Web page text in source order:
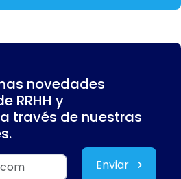
novedades
RRHH y
través de nuestras
Enviar